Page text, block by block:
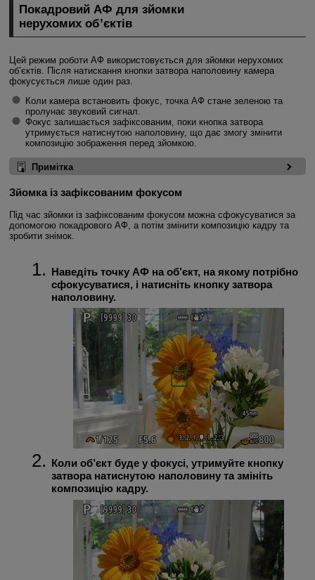
Покадровий АФ для зйомки
нерухомих об’єктів
Цей режим роботи АФ використовується для зйомки нерухомих
об’єктів. Після натискання кнопки затвора наполовину камера
фокусується лише один раз.
Коли камера встановить фокус, точка АФ стане зеленою та
пролунає звуковий сигнал.
Фокус залишається зафіксованим, поки кнопка затвора
утримується натиснутою наполовину, що дає змогу змінити
композицію зображення перед зйомкою.
Примітка
Зйомка із зафіксованим фокусом
Під час зйомки із зафіксованим фокусом можна сфокусуватися за
допомогою покадрового АФ, а потім змінити композицію кадру та
зробити знімок.
Наведіть точку АФ на об’єкт, на якому потрібно
сфокусуватися, і натисніть кнопку затвора
наполовину.
Коли об’єкт буде у фокусі, утримуйте кнопку
затвора натиснутою наполовину та змініть
композицію кадру.